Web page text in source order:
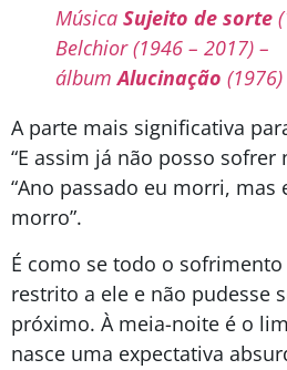
Música Sujeito de sorte
Belchior (1946 – 2017) –
álbumAlucinação (1976)
A parte mais significativa
“E assim já não posso sofrer
“Ano passado eu morri, mas
morro”.
É como se todo o
restrito a ele e não pudesse
próximo. À meia-noite é o
nasce uma expectativa